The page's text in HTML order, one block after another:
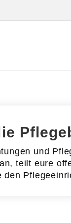
und
teilt eure